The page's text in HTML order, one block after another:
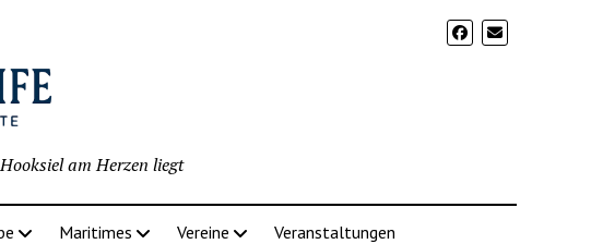
am Herzen liegt
Maritimes Vereine Veranstaltungen